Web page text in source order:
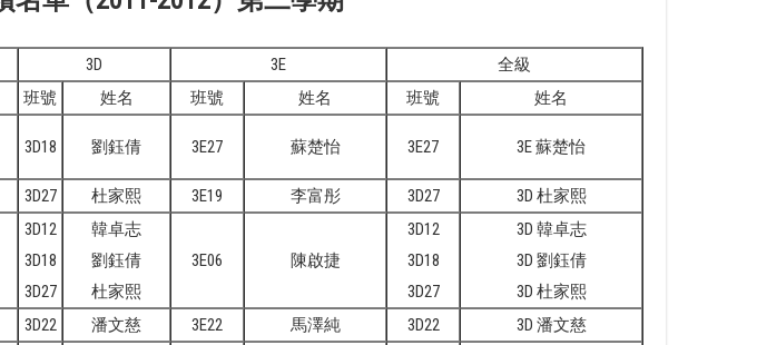
3D 3E
全級
班號 姓名 班號 姓名 班號 姓名
3D18 劉鈺倩 3E27 蘇楚怡 3E27 3E 蘇楚怡
3D27 杜家熙 3E19 李富彤 3D27 3D 杜家熙
3D12
3D18
3D27
韓卓志
劉鈺倩
杜家熙
3E06 陳啟捷
3D12
3D18
3D27
3D 韓卓志
3D 劉鈺倩
3D 杜家熙
3D22 潘文慈 3E22 馬澤純 3D22 3D 潘文慈